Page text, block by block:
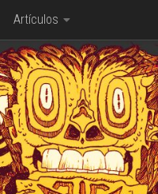
Artículos